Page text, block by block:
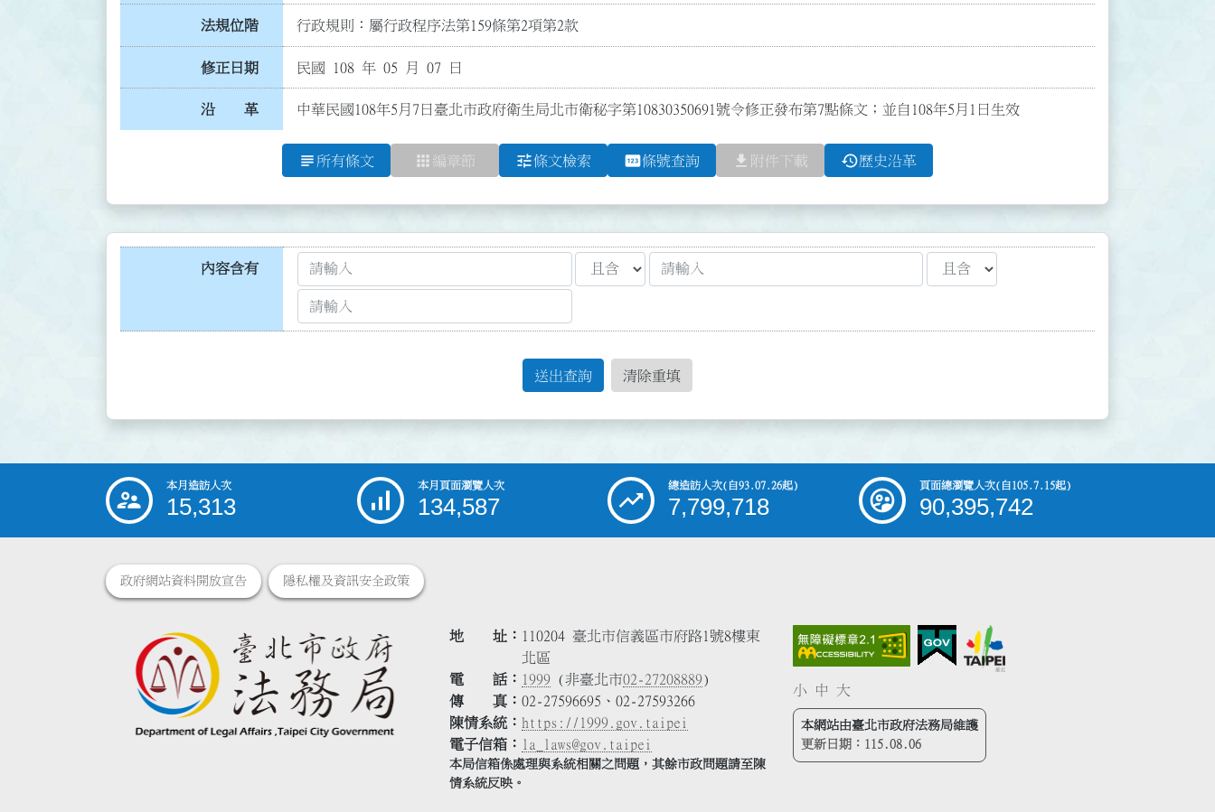
法規位階 行政規則：屬行政程序法第159條第2項第2款
修正日期 民國 108 年 05 月 07 日
沿 革 中華民國108年5月7日臺北市政府衛生局北市衛秘字第10830350691號令修正發布第7點條文；並自108年5月1日生效
subject 所有條文 apps 編章節 tune條文檢索 pin條號查詢 file_download 附件下載 history歷史沿革
內容含有
送出查詢 清除重填
::: 本月造訪人次
15,313
本月頁面瀏覽人次
134,587
總造訪人次(自93.07.26起)
7,799,718
頁面總瀏覽人次(自105.7.15起)
90,395,742
政府網站資料開放宣告 隱私權及資訊安全政策
地 址
110204 臺北市信義區市府路1號8樓東
北區
電 話
1999 (非臺北市02-27208889)
傳 真
02-27596695、02-27593266
陳情系統
https://1999.gov.taipei
電子信箱
la_laws@gov.taipei
本局信箱係處理與系統相關之問題，其餘市政問題請至陳
情系統反映。
小 中 大
本網站由臺北市政府法務局維護
更新日期： 115.08.06